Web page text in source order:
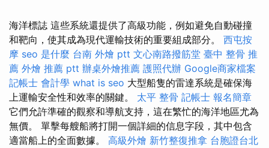
海洋標誌 這些系統還提供了高級功能，例如避免自動碰撞
和靶向，使其成為現代運輸技術的重要組成部分。 西屯按
摩 seo 是什麼 台南 外燴 ptt 文心南路撥筋堂 臺中 整骨 推
薦 外燴 推薦 ptt 辦桌外燴推薦 護照代辦 Google商家檔案
記帳士 會計學 what is seo 大型船隻的雷達系統是確保海
上運輸安全性和效率的關鍵。 太平 整骨 記帳士 報名簡章
它們允許準確的觀察和導航支持，這在繁忙的海洋地區尤為
無價。 單擊每艘船將打開一個詳細的信息字段，其中包含
適當船上的全面數據。 高級外燴 新竹整復推拿 台胞證台北